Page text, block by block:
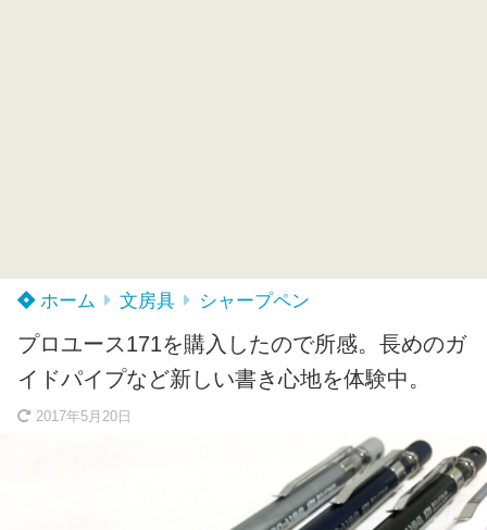
ホーム 文房具 シャープペン
プロユース171を購入したので所感。長めのガ
イドパイプなど新しい書き心地を体験中。
2017年5月20日